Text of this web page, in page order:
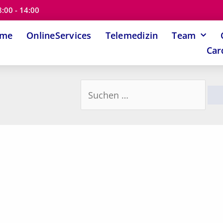
- 14:00
OnlineServices Telemedizin Team
nach: